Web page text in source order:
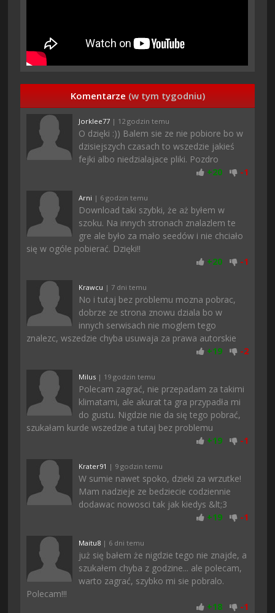
Komentarze (w tym tygodniu)
Jorklee77 | 12 godzin temu
O dzięki :)) Balem sie ze nie pobiore bo w
dzisiejszych czasach to wszedzie jakieś
fejki albo niedzialajace pliki. Pozdro
+20 -1
Arni | 6 godzin temu
Download taki szybki, że aż byłem w
szoku. Na innych stronach znalazlem te
gre ale było za mało seedów i nie chciało
się w ogóle pobierać. Dzięki!!
+20 -1
Krawcu | 7 dni temu
No i tutaj bez problemu mozna pobrac,
dobrze ze strona znowu dziala bo w
innych serwisach nie moglem tego
znalezc, wszedzie chyba usuwaja za prawa autorskie
+19 -2
Milus | 19 godzin temu
Polecam zagrać, nie przepadam za takimi
klimatami, ale akurat ta gra przypadła mi
do gustu. Nigdzie nie da się tego pobrać,
szukałam kurde wszedzie a tutaj bez problemu
+19 -1
Krater91 | 9 godzin temu
W sumie nawet spoko, dzieki za wrzutke!
Mam nadzieje ze bedziecie codziennie
dodawac nowosci tak jak kiedys &lt;3
+19 -1
Maitu8 | 6 dni temu
już się bałem że nigdzie tego nie znajde, a
szukałem chyba z godzine... ale polecam,
warto zagrać, szybko mi sie pobralo.
Polecam!!!
+18 -1